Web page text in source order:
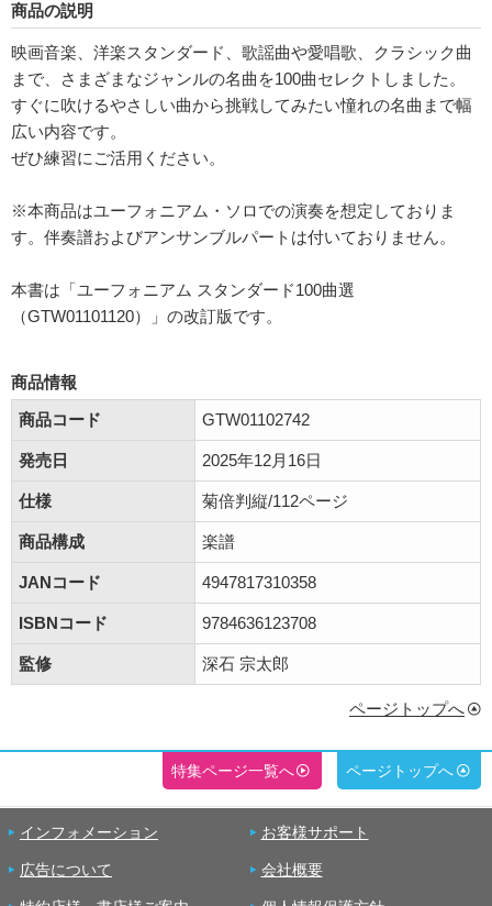
商品の説明
映画音楽、洋楽スタンダード、歌謡曲や愛唱歌、クラシック曲
まで、さまざまなジャンルの名曲を100曲セレクトしました。
すぐに吹けるやさしい曲から挑戦してみたい憧れの名曲まで幅
広い内容です。
ぜひ練習にご活用ください。
※本商品はユーフォニアム・ソロでの演奏を想定しておりま
す。伴奏譜およびアンサンブルパートは付いておりません。
本書は「ユーフォニアム スタンダード100曲選
（GTW01101120）」の改訂版です。
商品情報
商品コード
GTW01102742
発売日 2025年12月16日
仕様 菊倍判縦/112ページ
商品構成 楽譜
JANコード 4947817310358
ISBNコード 9784636123708
監修 深石 宗太郎
ページトップへ
特集ページ一覧へ ページトップへ
インフォメーション お客様サポート
広告について 会社概要